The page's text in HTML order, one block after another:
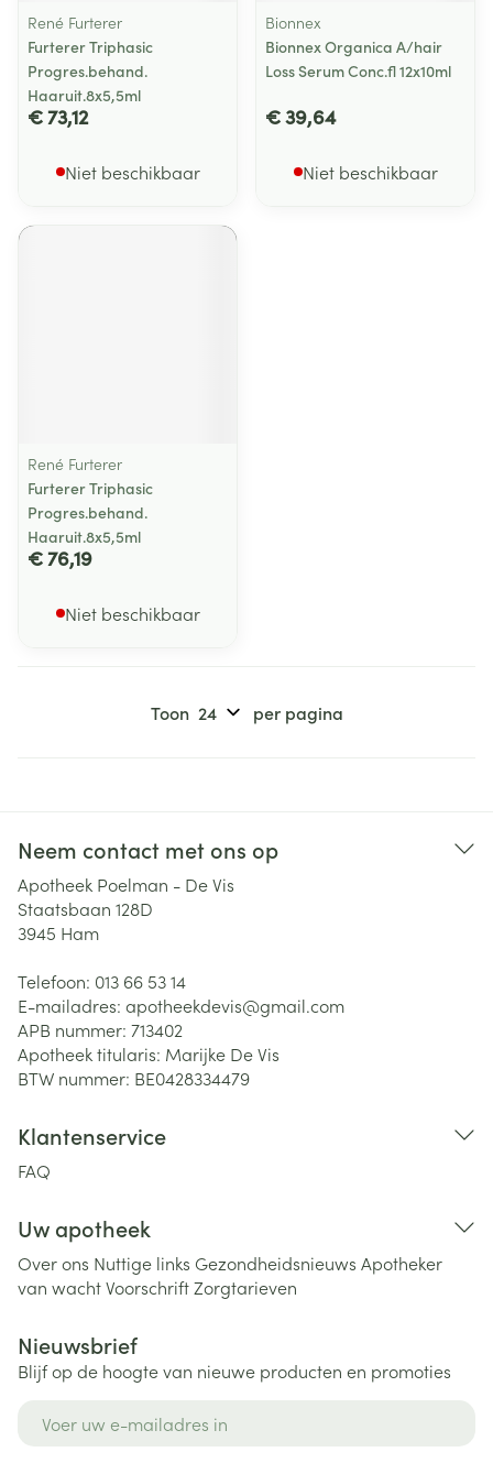
René Furterer
Furterer Triphasic
Progres.behand.
Haaruit.8x5,5ml
€ 73,12
Niet beschikbaar
Bionnex
Bionnex Organica A/hair
Loss Serum Conc.fl 12x10ml
€ 39,64
Niet beschikbaar
René Furterer
Furterer Triphasic
Progres.behand.
Haaruit.8x5,5ml
€ 76,19
Niet beschikbaar
Toon per pagina
Neem contact met ons op
Apotheek Poelman - De Vis
Staatsbaan 128D
3945 Ham
Telefoon: 013 66 53 14
E-mailadres: apotheekdevis@gmail.com
APB nummer: 713402
Apotheek titularis: Marijke De Vis
BTW nummer: BE0428334479
Klantenservice
FAQ
Uw apotheek
Over ons Nuttige links Gezondheidsnieuws Apotheker
van wachtVoorschriftZorgtarieven
Nieuwsbrief
Blijf op de hoogte van nieuwe producten en promoties